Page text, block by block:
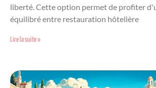
liberté. Cette option permet de profiter
équilibré entre restauration hôtelière
Lire la suite »